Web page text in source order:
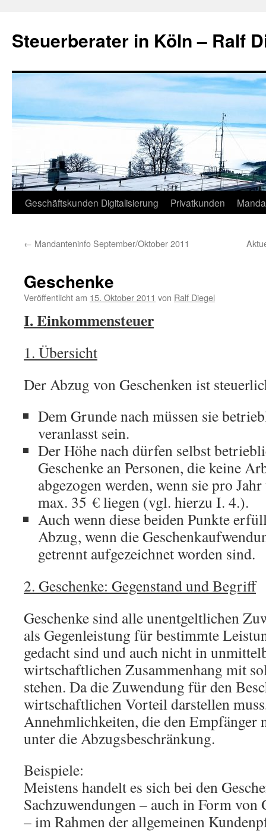
springen
Steuerberater in Köln – Ralf
Geschäftskunden Digitalisierung Privatkunden
← Mandanteninfo September/Oktober 2011
Geschenke
Veröffentlicht am 15. Oktober 2011 von Ralf Diegel
I. Einkommensteuer
1. Übersicht
Der Abzug von Geschenken ist
Dem Grunde nach müssen sie
veranlasst sein.
Der Höhe nach dürfen selbst
Geschenke an Personen, die keine
abgezogen werden, wenn sie pro
max. 35 € liegen (vgl. hierzu I. 4.).
Auch wenn diese beiden Punkte
Abzug, wenn die
getrennt aufgezeichnet worden sind.
2. Geschenke: Gegenstand und Begriff
Geschenke sind alle unentgeltlichen
als Gegenleistung für bestimmte
gedacht sind und auch nicht in
wirtschaftlichen Zusammenhang mit
stehen. Da die Zuwendung für den
wirtschaftlichen Vorteil darstellen
Annehmlichkeiten, die den Empfänger
unter die Abzugsbeschränkung.
Beispiele:
Meistens handelt es sich bei den
Sachzuwendungen – auch in Form von
– im Rahmen der allgemeinen